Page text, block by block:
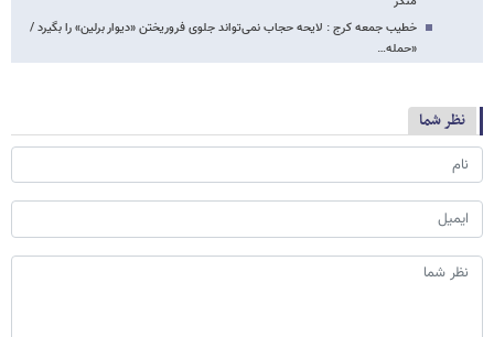
خطیب جمعه کرج : لایحه حجاب نمی‌تواند جلوی فروریختن «دیوار برلین» را بگیرد /
«حمله…
نظر شما